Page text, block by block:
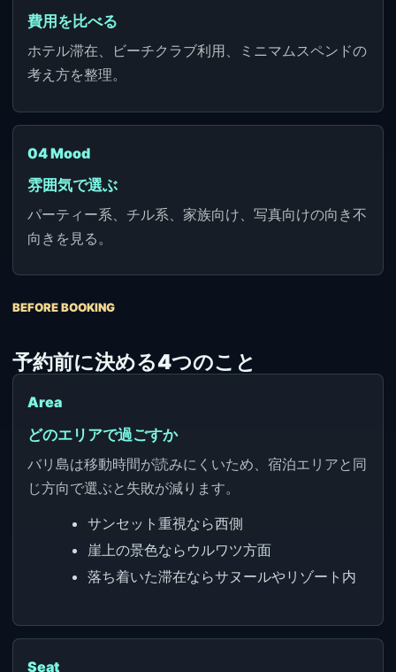
費用を比べる
ホテル滞在、ビーチクラブ利用、ミニマムスペンドの
考え方を整理。
04 Mood
雰囲気で選ぶ
パーティー系、チル系、家族向け、写真向けの向き不
向きを見る。
BEFORE BOOKING
予約前に決める4つのこと
Area
どのエリアで過ごすか
バリ島は移動時間が読みにくいため、宿泊エリアと同
じ方向で選ぶと失敗が減ります。
サンセット重視なら西側
崖上の景色ならウルワツ方面
落ち着いた滞在ならサヌールやリゾート内
Seat